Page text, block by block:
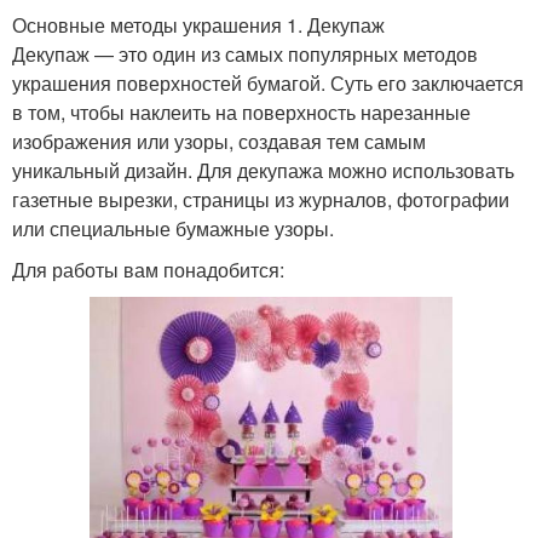
Основные методы украшения 1. Декупаж
Декупаж — это один из самых популярных методов
украшения поверхностей бумагой. Суть его заключается
в том, чтобы наклеить на поверхность нарезанные
изображения или узоры, создавая тем самым
уникальный дизайн. Для декупажа можно использовать
газетные вырезки, страницы из журналов, фотографии
или специальные бумажные узоры.
Для работы вам понадобится: